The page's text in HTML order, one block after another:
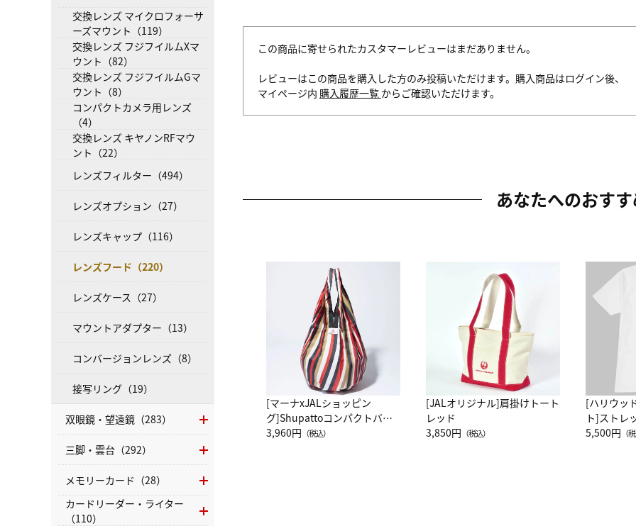
この商品に寄せられたカスタマーレビューはまだありません。
レビューはこの商品を購入した方のみ投稿いただけます。購入商品はログイン後、
マイページ内 購入履歴一覧 からご確認いただけます。
あなたへのおす
[マーナxJALショッピン
グ]Shupattoコンパクトバッ
グ Drop JAL客室乗務員
3,960円 （税込）
[JALオリジナル]肩掛けトート
レッド
3,850円 （税込）
[ハリウッ
ト]ストレ
ーネック
5,500円 （
交換レンズ マイクロフォーサ
ーズマウント（119）
交換レンズ フジフイルムXマ
ウント（82）
交換レンズ フジフイルムGマ
ウント（8）
コンパクトカメラ用レンズ
（4）
交換レンズ キヤノンRFマウ
ント（22）
レンズフィルター（494）
レンズオプション（27）
レンズキャップ（116）
レンズフード（220）
レンズケース（27）
マウントアダプター（13）
コンバージョンレンズ（8）
接写リング（19）
双眼鏡・望遠鏡（283）
三脚・雲台（292）
メモリーカード（28）
カードリーダー・ライター
（110）